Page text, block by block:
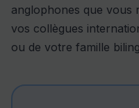
anglophones que vous
vos collègues
ou de votre famille